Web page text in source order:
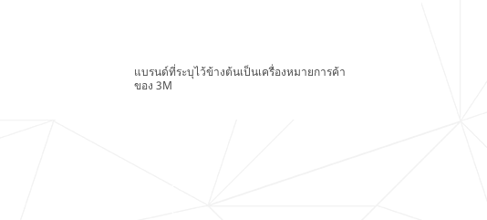
แบรนด์ที่ระบุไว้ข้างต้นเป็นเครื่องหมายการค้า
ของ 3M